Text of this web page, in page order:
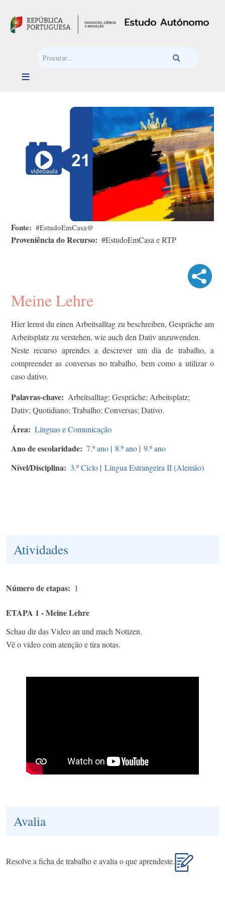
Fonte #EstudoEmCasa@
Proveniência do Recurso #EstudoEmCasa e RTP
Meine Lehre
Hier lernst du einen Arbeitsalltag zu beschreiben, Gespräche am
Arbeitsplatz zu verstehen, wie auch den Dativ anzuwenden.
Neste recurso aprendes a descrever um dia de trabalho, a
compreender as conversas no trabalho, bem como a utilizar o
caso dativo.
Palavras-chave
Arbeitsalltag; Gespräche; Arbeitsplatz;
Dativ; Quotidiano; Trabalho; Conversas; Dativo.
Área Línguas e Comunicação
Ano de escolaridade 7.º ano | 8.º ano | 9.º ano
Nível/Disciplina 3.º Ciclo | Língua Estrangeira II (Alemão)
Atividades
Número de etapas 1
ETAPA 1 - Meine Lehre
Schau dir das Video an und mach Notizen.
Vê o vídeo com atenção e tira notas.
Avalia
Resolve a ficha de trabalho e avalia o que aprendeste.